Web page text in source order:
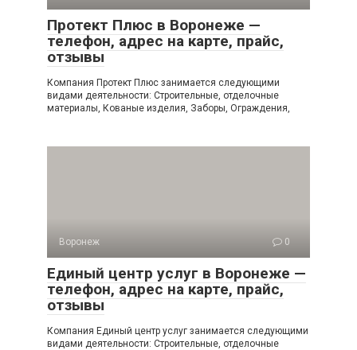
Протект Плюс в Воронеже —
телефон, адрес на карте, прайс,
отзывы
Компания Протект Плюс занимается следующими
видами деятельности: Строительные, отделочные
материалы, Кованые изделия, Заборы, Ограждения,
Воронеж 0
Единый центр услуг в Воронеже —
телефон, адрес на карте, прайс,
отзывы
Компания Единый центр услуг занимается следующими
видами деятельности: Строительные, отделочные